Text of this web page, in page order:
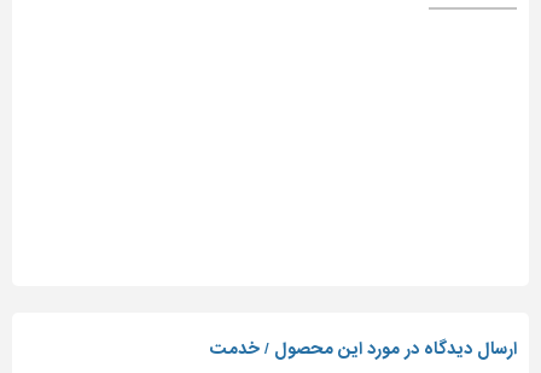
ارسال دیدگاه در مورد این محصول / خدمت